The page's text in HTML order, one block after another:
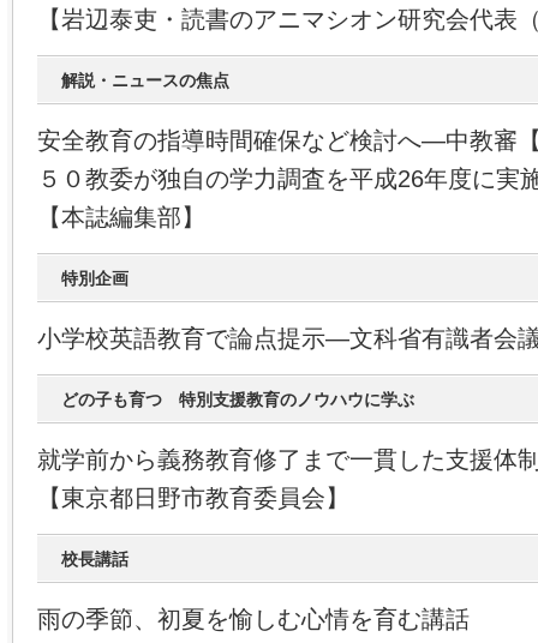
【岩辺泰吏・読書のアニマシオン研究会代表
解説・ニュースの焦点
安全教育の指導時間確保など検討へ―中教審
５０教委が独自の学力調査を平成26年度に
【本誌編集部】
特別企画
小学校英語教育で論点提示―文科省有識者会
どの子も育つ 特別支援教育のノウハウに学ぶ
就学前から義務教育修了まで一貫した支援体
【東京都日野市教育委員会】
校長講話
雨の季節、初夏を愉しむ心情を育む講話